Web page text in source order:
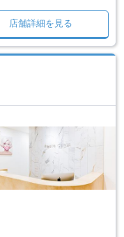
店舗詳細を見る